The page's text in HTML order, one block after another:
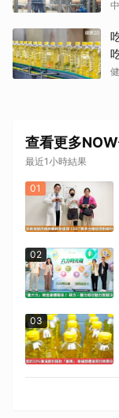
查看更多
最近1小時結果
01
02
03